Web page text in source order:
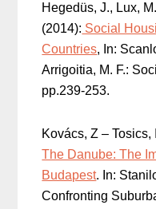
Hegedüs, J., Lux,
(2014): Social
Countries, In:
Arrigoitia, M. F.:
pp.239-253.
Kovács, Z – Tosics,
The Danube: The
Budapest. In:
Confronting